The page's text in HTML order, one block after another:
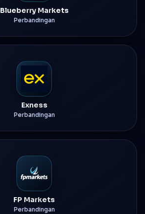
Blueberry Markets
Perbandingan
Exness
Perbandingan
FP Markets
Perbandingan